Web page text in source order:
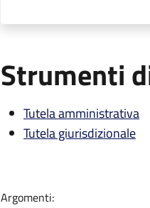
Strumenti
Tutela amministrativa
Tutela giurisdizionale
Argomenti: